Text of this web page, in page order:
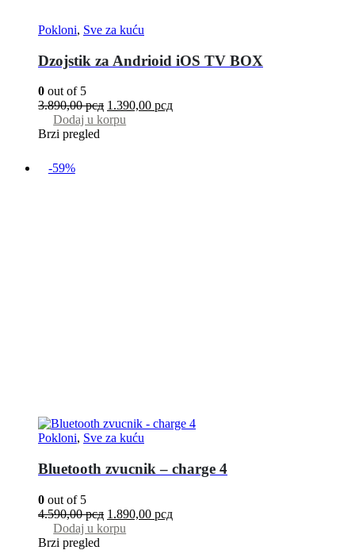
Pokloni, Sve za kuću
Dzojstik za Andrioid iOS TV BOX
0 out of 5
3.890,00рсд 1.390,00 рсд
Dodaj u korpu
Brzi pregled
-59%
Pokloni, Sve za kuću
Bluetooth zvucnik – charge 4
0 out of 5
4.590,00рсд 1.890,00 рсд
Dodaj u korpu
Brzi pregled